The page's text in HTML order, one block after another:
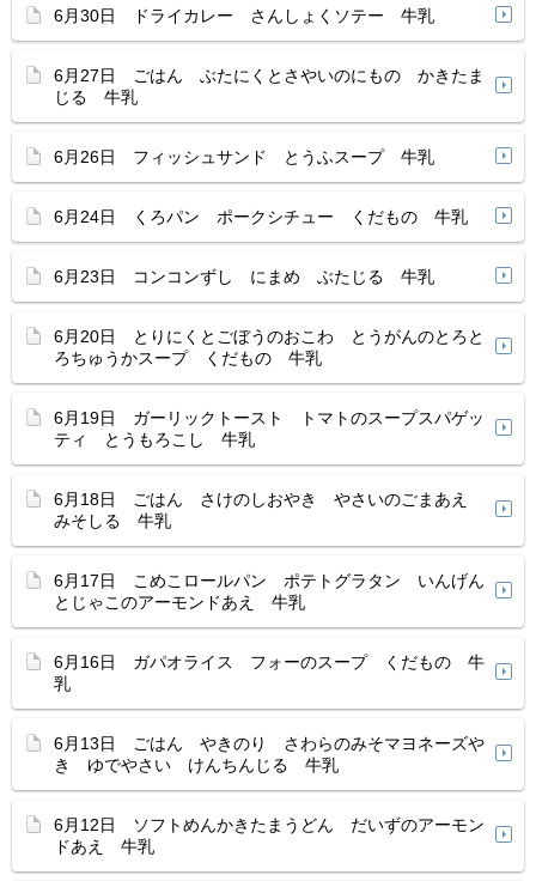
6月30日 ドライカレー さんしょくソテー 牛乳
6月27日 ごはん ぶたにくとさやいのにもの かきたま
じる 牛乳
6月26日 フィッシュサンド とうふスープ 牛乳
6月24日 くろパン ポークシチュー くだもの 牛乳
6月23日 コンコンずし にまめ ぶたじる 牛乳
6月20日 とりにくとごぼうのおこわ とうがんのとろと
ろちゅうかスープ くだもの 牛乳
6月19日 ガーリックトースト トマトのスープスパゲッ
ティ とうもろこし 牛乳
6月18日 ごはん さけのしおやき やさいのごまあえ
みそしる 牛乳
6月17日 こめこロールパン ポテトグラタン いんげん
とじゃこのアーモンドあえ 牛乳
6月16日 ガパオライス フォーのスープ くだもの 牛
乳
6月13日 ごはん やきのり さわらのみそマヨネーズや
き ゆでやさい けんちんじる 牛乳
6月12日 ソフトめんかきたまうどん だいずのアーモン
ドあえ 牛乳